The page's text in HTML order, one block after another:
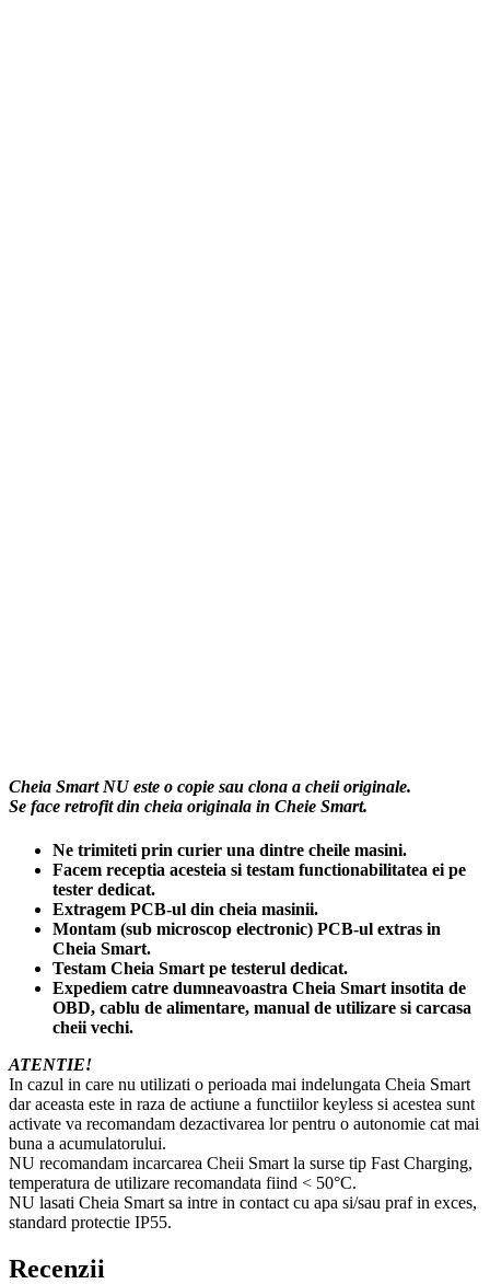
Cheia Smart NU este o copie sau clona a cheii originale.
Se face retrofit din cheia originala in Cheie Smart.
Ne trimiteti prin curier una dintre cheile masini.
Facem receptia acesteia si testam functionabilitatea ei pe
tester dedicat.
Extragem PCB-ul din cheia masinii.
Montam (sub microscop electronic) PCB-ul extras in
Cheia Smart.
Testam Cheia Smart pe testerul dedicat.
Expediem catre dumneavoastra Cheia Smart insotita de
OBD, cablu de alimentare, manual de utilizare si carcasa
cheii vechi.
ATENTIE!
In cazul in care nu utilizati o perioada mai indelungata Cheia Smart
dar aceasta este in raza de actiune a functiilor keyless si acestea sunt
activate va recomandam dezactivarea lor pentru o autonomie cat mai
buna a acumulatorului.
NU recomandam incarcarea Cheii Smart la surse tip Fast Charging,
temperatura de utilizare recomandata fiind < 50°C.
NU lasati Cheia Smart sa intre in contact cu apa si/sau praf in exces,
standard protectie IP55.
Recenzii